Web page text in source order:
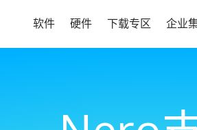
软件 硬件 下载专区 企业